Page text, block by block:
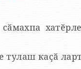
тулаш каҫӑ